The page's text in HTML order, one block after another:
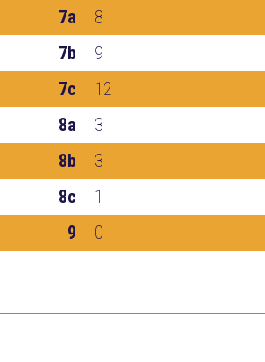
7a
8
7b
9
7c
12
8a
3
8b
3
8c
1
9
0